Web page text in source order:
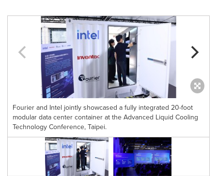
Fourier and Intel jointly showcased a fully integrated 20-foot
modular data center container at the Advanced Liquid Cooling
Technology Conference, Taipei.